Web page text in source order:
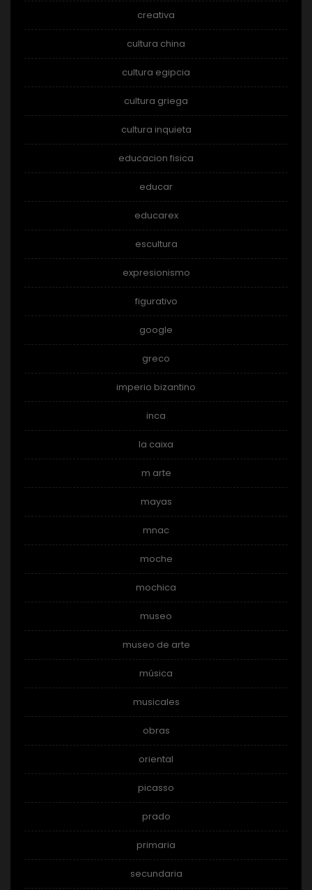
creativa
cultura china
cultura egipcia
cultura griega
cultura inquieta
educacion fisica
educar
educarex
escultura
expresionismo
figurativo
google
greco
imperio bizantino
inca
la caixa
m arte
mayas
mnac
moche
mochica
museo
museo de arte
música
musicales
obras
oriental
picasso
prado
primaria
secundaria